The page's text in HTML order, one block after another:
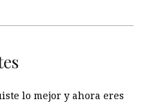
lo mejor y ahora eres